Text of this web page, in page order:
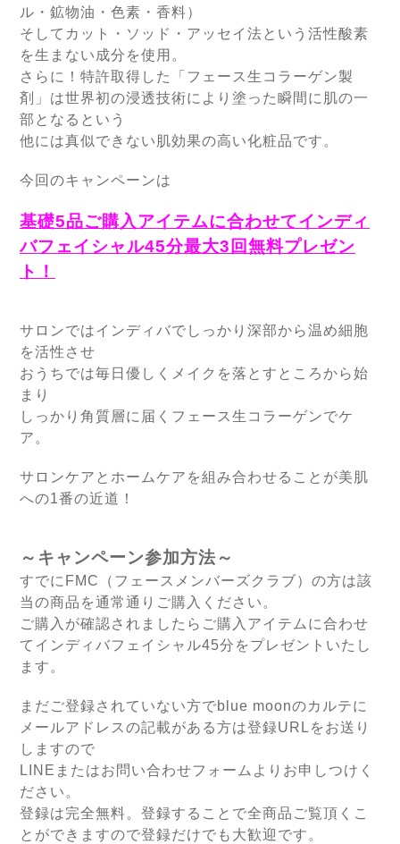
ル・鉱物油・色素・香料）
そしてカット・ソッド・アッセイ法という活性酸素
を生まない成分を使用。
さらに！特許取得した「フェース生コラーゲン製
剤」は世界初の浸透技術により塗った瞬間に肌の一
部となるという
他には真似できない 肌効果の高い化粧品です。
今回のキャンペーンは
基礎5品ご購入アイテムに合わせてインディ
バフェイシャル45分最大3回無料プレゼン
ト！
サロンではインディバでしっかり深部から温め細胞
を活性させ
おうちでは毎日優しくメイクを落とすところから始
まり
しっかり角質層に届くフェース生コラーゲンでケ
ア。
サロンケアとホームケアを組み合わせることが美肌
への1番の近道！
～キャンペーン参加方法～
すでにFMC（フェースメンバーズクラブ）の方は該
当の商品を通常通りご購入ください。
ご購入が確認されましたらご購入アイテムに合わせ
てインディバフェイシャル45分をプレゼントいたし
ます。
まだご登録されていない方でblue moonのカルテに
メールアドレスの記載がある方は登録URLをお送り
しますので
LINEまたはお問い合わせフォームよりお申しつけく
ださい。
登録は完全無料。登録することで全商品ご覧頂くこ
とができますので登録だけでも大歓迎です。